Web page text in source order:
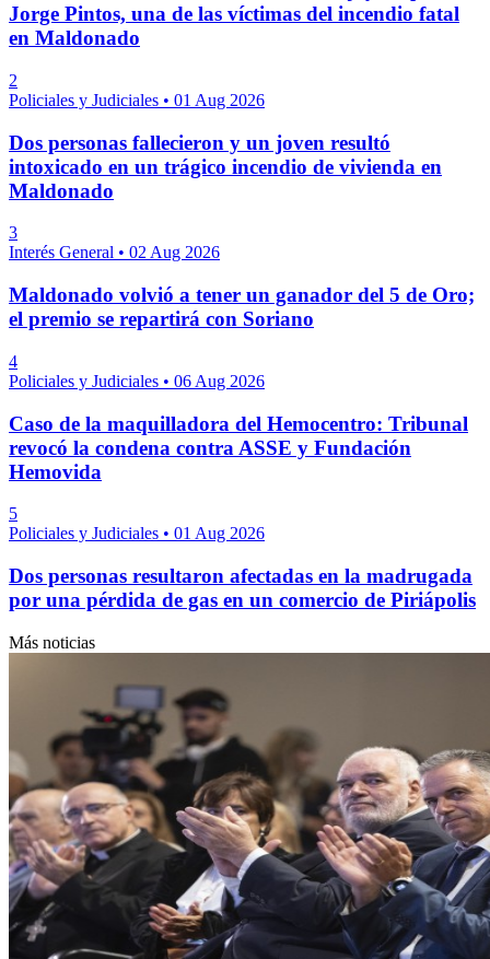
Jorge Pintos, una de las víctimas del incendio fatal
en Maldonado
2
Policiales y Judiciales • 01 Aug 2026
Dos personas fallecieron y un joven resultó
intoxicado en un trágico incendio de vivienda en
Maldonado
3
Interés General • 02 Aug 2026
Maldonado volvió a tener un ganador del 5 de Oro;
el premio se repartirá con Soriano
4
Policiales y Judiciales • 06 Aug 2026
Caso de la maquilladora del Hemocentro: Tribunal
revocó la condena contra ASSE y Fundación
Hemovida
5
Policiales y Judiciales • 01 Aug 2026
Dos personas resultaron afectadas en la madrugada
por una pérdida de gas en un comercio de Piriápolis
Más noticias